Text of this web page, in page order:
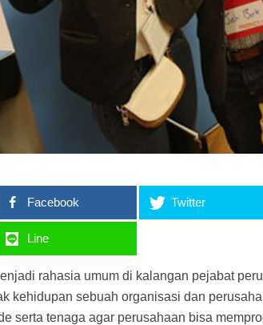
Facebook Twitter
Line
rahasia umum di kalangan pejabat
kehidupan sebuah organisasi dan
serta tenaga agar perusahaan bisa